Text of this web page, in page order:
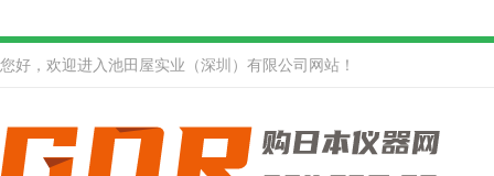
您好，欢迎进入池田屋实业（深圳）有限公司网站！